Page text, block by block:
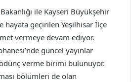
ile Kayseri Büyükşehir
hayata geçirilen Yeşilhisar İlçe
vermeye devam ediyor.
güncel yayınlar
verme birimi bulunuyor.
bölümleri de olan